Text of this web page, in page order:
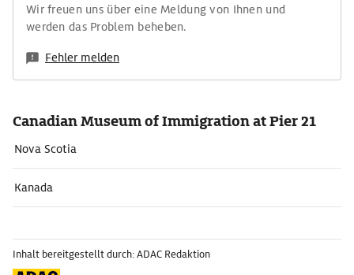
Wir freuen uns über eine Meldung von Ihnen und
werden das Problem beheben.
Fehler melden
Canadian Museum of Immigration at Pier 21
Nova Scotia
Kanada
Inhalt bereitgestellt durch: ADAC Redaktion